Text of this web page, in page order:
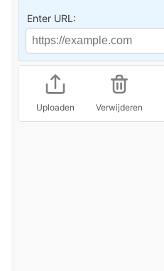
Enter URL:
Uploaden Verwijderen